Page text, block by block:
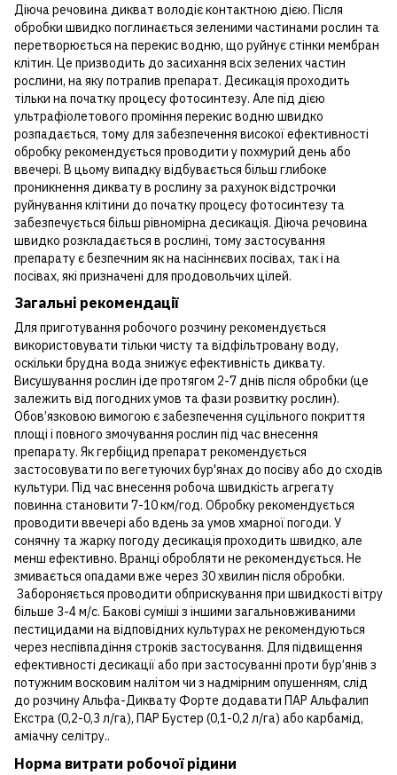
Діюча речовина дикват володіє контактною дією. Після
обробки швидко поглинається зеленими частинами рослин та
перетворюється на перекис водню, що руйнує стінки мембран
клітин. Це призводить до засихання всіх зелених частин
рослини, на яку потрапив препарат. Десикація проходить
тільки на початку процесу фотосинтезу. Але під дією
ультрафіолетового проміння перекис водню швидко
розпадається, тому для забезпечення високої ефективності
обробку рекомендується проводити у похмурий день або
ввечері. В цьому випадку відбувається більш глибоке
проникнення диквату в рослину за рахунок відстрочки
руйнування клітини до початку процесу фотосинтезу та
забезпечується більш рівномірна десикація. Діюча речовина
швидко розкладається в рослині, тому застосування
препарату є безпечним як на насіннєвих посівах, так і на
посівах, які призначені для продовольчих цілей.
Загальні рекомендації
Для приготування робочого розчину рекомендується
використовувати тільки чисту та відфільтровану воду,
оскільки брудна вода знижує ефективність диквату.
Висушування рослин іде протягом 2-7 днів після обробки (це
залежить від погодних умов та фази розвитку рослин).
Обов’язковою вимогою є забезпечення суцільного покриття
площі і повного змочування рослин під час внесення
препарату. Як гербіцид препарат рекомендується
застосовувати по вегетуючих бур'янах до посіву або до сходів
культури. Під час внесення робоча швидкість агрегату
повинна становити 7-10 км/год. Обробку рекомендується
проводити ввечері або вдень за умов хмарної погоди. У
сонячну та жарку погоду десикація проходить швидко, але
менш ефективно. Вранці обробляти не рекомендується. Не
змивається опадами вже через 30 хвилин після обробки.
Забороняється проводити обприскування при швидкості вітру
більше 3-4 м/с. Бакові суміші з іншими загальновживаними
пестицидами на відповідних культурах не рекомендуються
через неспівпадіння строків застосування. Для підвищення
ефективності десикації або при застосуванні проти бур’янів з
потужним восковим налітом чи з надмірним опушенням, слід
до розчину Альфа-Диквату Форте додавати ПАР Альфалип
Екстра (0,2-0,3 л/га), ПАР Бустер (0,1-0,2 л/га) або карбамід,
аміачну селітру..
Норма витрати робочої рідини